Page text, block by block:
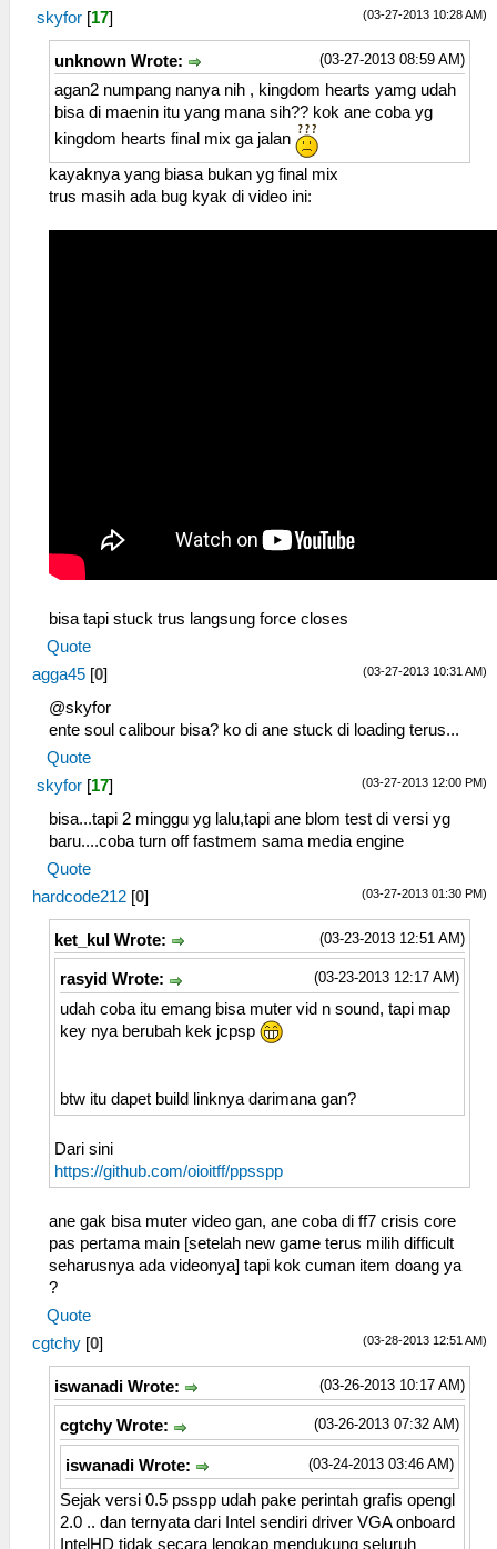
(03-27-2013 10:28 AM)
skyfor [17]
(03-27-2013 08:59 AM)
unknown Wrote:
agan2 numpang nanya nih , kingdom hearts yamg udah
bisa di maenin itu yang mana sih?? kok ane coba yg
kingdom hearts final mix ga jalan
kayaknya yang biasa bukan yg final mix
trus masih ada bug kyak di video ini:
bisa tapi stuck trus langsung force closes
Quote
(03-27-2013 10:31 AM)
agga45 [0]
@skyfor
ente soul calibour bisa? ko di ane stuck di loading terus...
Quote
(03-27-2013 12:00 PM)
skyfor [17]
bisa...tapi 2 minggu yg lalu,tapi ane blom test di versi yg
baru....coba turn off fastmem sama media engine
Quote
(03-27-2013 01:30 PM)
hardcode212 [0]
(03-23-2013 12:51 AM)
ket_kul Wrote:
(03-23-2013 12:17 AM)
rasyid Wrote:
udah coba itu emang bisa muter vid n sound, tapi map
key nya berubah kek jcpsp
btw itu dapet build linknya darimana gan?
Dari sini
https://github.com/oioitff/ppsspp
ane gak bisa muter video gan, ane coba di ff7 crisis core
pas pertama main [setelah new game terus milih difficult
seharusnya ada videonya] tapi kok cuman item doang ya
?
Quote
(03-28-2013 12:51 AM)
cgtchy [0]
(03-26-2013 10:17 AM)
iswanadi Wrote:
(03-26-2013 07:32 AM)
cgtchy Wrote:
(03-24-2013 03:46 AM)
iswanadi Wrote:
Sejak versi 0.5 psspp udah pake perintah grafis opengl
2.0 .. dan ternyata dari Intel sendiri driver VGA onboard
IntelHD tidak secara lengkap mendukung seluruh